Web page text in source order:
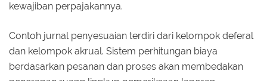
kewajiban perpajakannya.
Contoh jurnal penyesuaian terdiri dari kelompok deferal
dan kelompok akrual. Sistem perhitungan biaya
berdasarkan pesanan dan proses akan membedakan